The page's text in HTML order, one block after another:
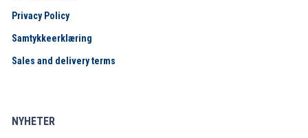
Privacy Policy
Samtykkeerklæring
Sales and delivery terms
NYHETER